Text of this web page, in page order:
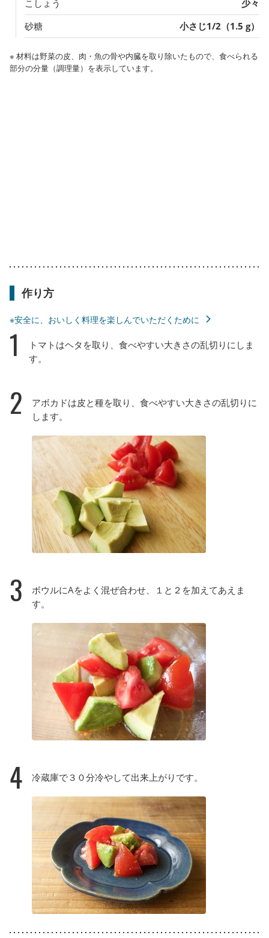
こしょう
少々
砂糖
小さじ1/2（1.5 g）
※ 材料は野菜の皮、肉・魚の骨や内臓を取り除いたもので、食べられる
部分の分量（調理量）を表示しています。
作り方
※安全に、おいしく料理を楽しんでいただくために
1
トマトはヘタを取り、食べやすい大きさの乱切りにしま
す。
2
アボカドは皮と種を取り、食べやすい大きさの乱切りに
します。
3
ボウルにAをよく混ぜ合わせ、１と２を加えてあえま
す。
4 冷蔵庫で３０分冷やして出来上がりです。